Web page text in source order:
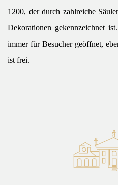
1200, der durch zahlreiche
Dekorationen gekennzeichnet
immer für Besucher geöffnet,
ist frei.